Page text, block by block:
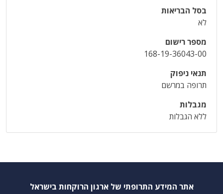
בסל הבריאות
לא
מספר רישום
168-19-36043-00
תנאי ניפוק
תרופה במרשם
מגבלות
ללא הגבלות
אתר המידע התרופתי של ארגון הרוקחות בישראל